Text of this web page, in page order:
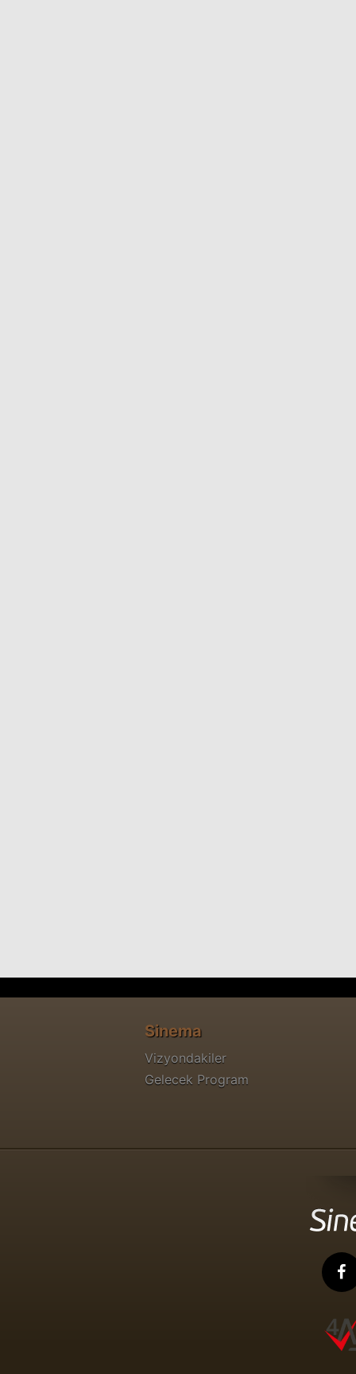
Sinema
Vizyondakiler
Gelecek Program